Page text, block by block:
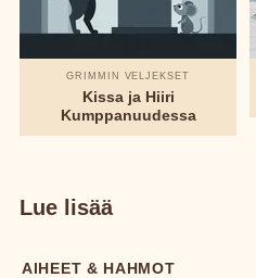
GRIMMIN VELJEKSET
Kissa ja Hiiri
Kumppanuudessa
Lue lisää
AIHEET & HAHMOT